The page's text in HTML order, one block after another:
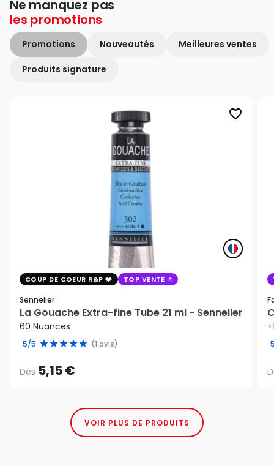
Ne manquez pas
les promotions
Promotions Nouveautés Meilleures ventes
Produits signature
favorite_border
COUP DE COEUR R&P TOP VENTE
Sennelier
La Gouache Extra-fine Tube 21 ml - Sennelier
60 Nuances
5/5 (1 avis)
Dès 5,15 €
VOIR PLUS DE PRODUITS